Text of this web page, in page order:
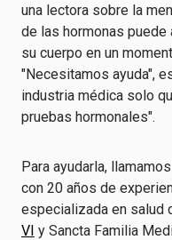
una lectora sobre la
de las hormonas puede
su cuerpo en un
"Necesitamos ayuda",
industria médica solo
pruebas hormonales".
Para ayudarla,
con 20 años de
especializada en salud
VI y Sancta Familia